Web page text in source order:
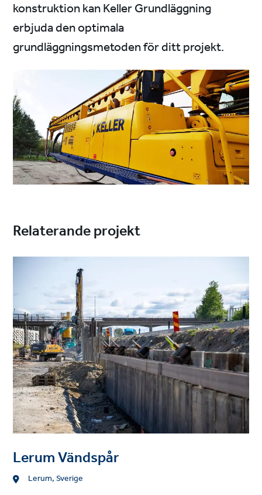
konstruktion kan Keller Grundläggning
erbjuda den optimala
grundläggningsmetoden för ditt projekt.
Relaterande projekt
Project
Lerum Vändspår
Location
Lerum, Sverige